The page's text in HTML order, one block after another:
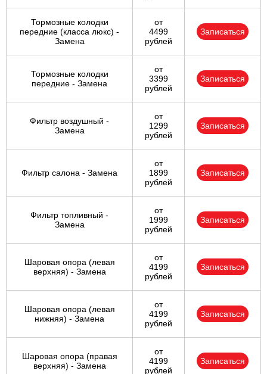
Тормозные колодки
передние (класса люкс) -
Замена
от
4499
рублей
Записаться
Тормозные колодки
передние - Замена
от
3399
рублей
Записаться
Фильтр воздушный -
Замена
от
1299
рублей
Записаться
Фильтр салона - Замена
от
1899
рублей
Записаться
Фильтр топливный -
Замена
от
1999
рублей
Записаться
Шаровая опора (левая
верхняя) - Замена
от
4199
рублей
Записаться
Шаровая опора (левая
нижняя) - Замена
от
4199
рублей
Записаться
Шаровая опора (правая
верхняя) - Замена
от
4199
рублей
Записаться